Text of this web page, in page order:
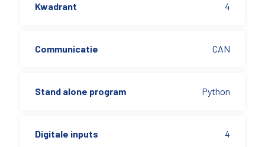
Kwadrant 4
Communicatie CAN
Stand alone program Python
Digitale inputs 4